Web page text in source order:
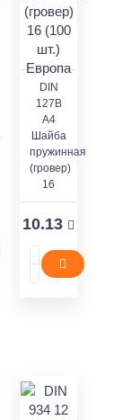
DIN
127В
А4
Шайба
пружинная
(гровер)
16
10.13